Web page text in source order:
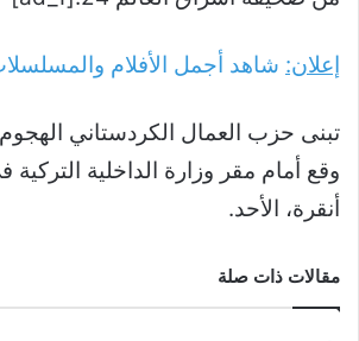
إعلان: شاهد أجمل الأفلام
تبنى حزب العمال الكردستاني الهجوم
وقع أمام مقر وزارة الداخلية
أنقرة، الأحد.
مقالات ذات صلة